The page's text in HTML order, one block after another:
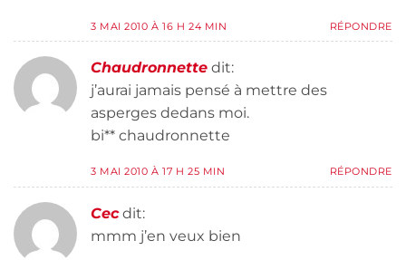
3 MAI 2010 À 16 H 24 MIN RÉPONDRE
Chaudronnette dit:
j’aurai jamais pensé à mettre des
asperges dedans moi.
bi** chaudronnette
3 MAI 2010 À 17 H 25 MIN RÉPONDRE
Cec dit:
mmm j’en veux bien